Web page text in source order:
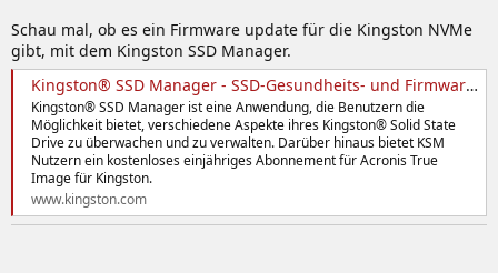
Schau mal, ob es ein Firmware update für die Kingston NVMe
gibt, mit dem Kingston SSD Manager.
Kingston® SSD Manager - SSD-Gesundheits- und Firmware-Anwendung - Kingston Technology
Kingston® SSD Manager ist eine Anwendung, die Benutzern die
Möglichkeit bietet, verschiedene Aspekte ihres Kingston® Solid State
Drive zu überwachen und zu verwalten. Darüber hinaus bietet KSM
Nutzern ein kostenloses einjähriges Abonnement für Acronis True
Image für Kingston.
www.kingston.com